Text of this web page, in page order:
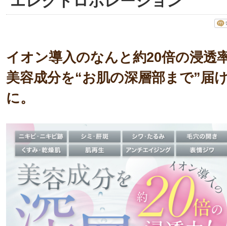
イオン導入のなんと約20倍の浸透
美容成分を“お肌の深層部まで”届
に。